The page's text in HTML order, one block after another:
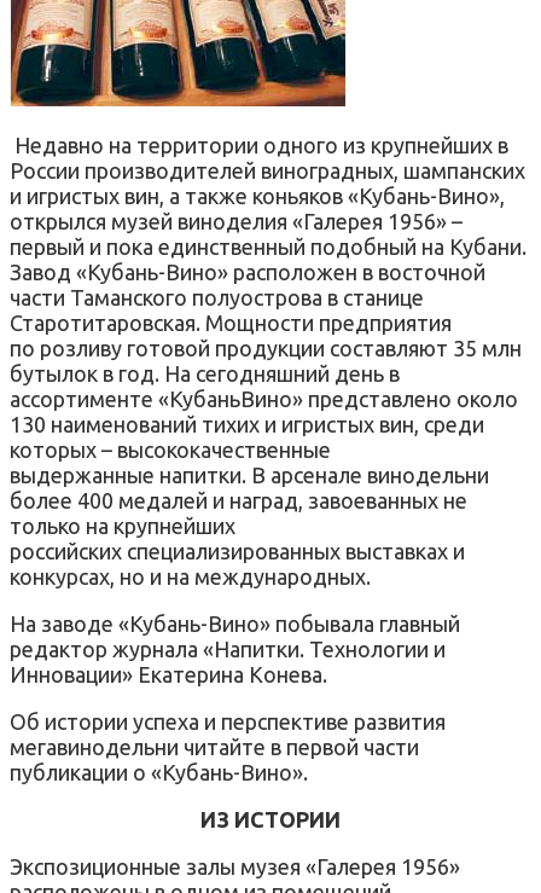
Недавно на территории одного из крупнейших в
России производителей виноградных, шампанских
и игристых вин, а также коньяков «Кубань-Вино»,
открылся музей виноделия «Галерея 1956» –
первый и пока единственный подобный на Кубани.
Завод «Кубань-Вино» расположен в восточной
части Таманского полуострова в станице
Старотитаровская. Мощности предприятия
по розливу готовой продукции составляют 35 млн
бутылок в год. На сегодняшний день в
ассортименте «КубаньВино» представлено около
130 наименований тихих и игристых вин, среди
которых – высококачественные
выдержанные напитки. В арсенале винодельни
более 400 медалей и наград, завоеванных не
только на крупнейших
российских специализированных выставках и
конкурсах, но и на международных.
На заводе «Кубань-Вино» побывала главный
редактор журнала «Напитки. Технологии и
Инновации» Екатерина Конева.
Об истории успеха и перспективе развития
мегавинодельни читайте в первой части
публикации о «Кубань-Вино».
ИЗ ИСТОРИИ
Экспозиционные залы музея «Галерея 1956»